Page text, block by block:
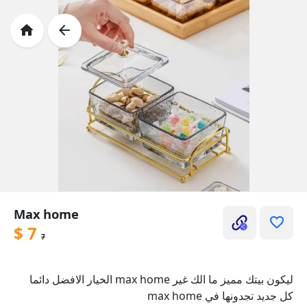
Max home
$ 7 7
ليكون بيتك مميز ما الك غير max home الخيار الافضل دائما
كل جديد تجدونها في max home